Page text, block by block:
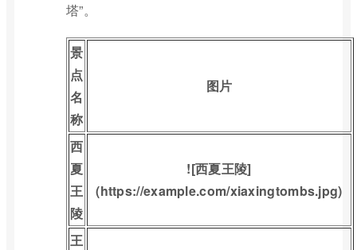
塔”。
景
点
名
称
图片
西
夏
王
陵
![西夏王陵]
(https://example.com/xiaxingtombs.jpg)
王